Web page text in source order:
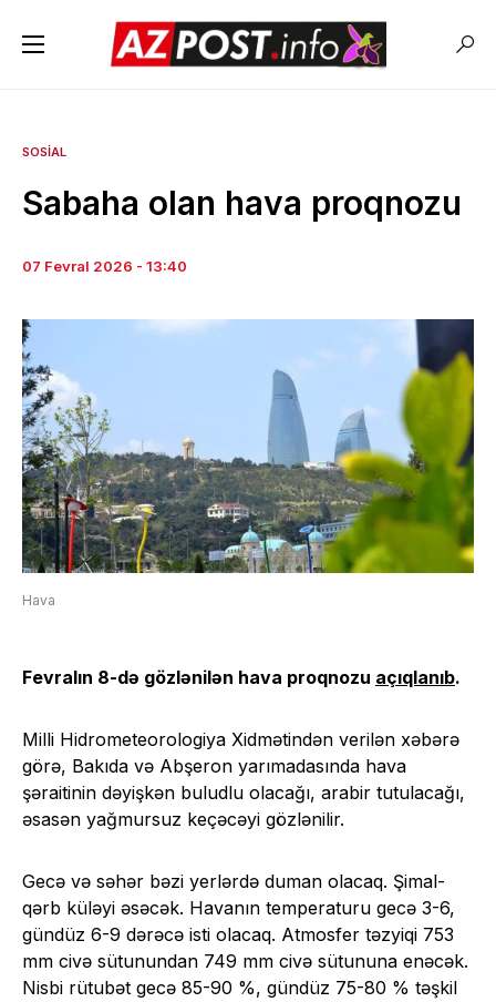
SOSIAL
Sabaha olan hava proqnozu
07 Fevral 2026 - 13:40
Hava
Fevralın 8-də gözlənilən hava proqnozu açıqlanıb.
Milli Hidrometeorologiya Xidmətindən verilən xəbərə
görə, Bakıda və Abşeron yarımadasında hava
şəraitinin dəyişkən buludlu olacağı, arabir tutulacağı,
əsasən yağmursuz keçəcəyi gözlənilir.
Gecə və səhər bəzi yerlərdə duman olacaq. Şimal-
qərb küləyi əsəcək. Havanın temperaturu gecə 3-6,
gündüz 6-9 dərəcə isti olacaq. Atmosfer təzyiqi 753
mm civə sütunundan 749 mm civə sütununa enəcək.
Nisbi rütubət gecə 85-90 %, gündüz 75-80 % təşkil